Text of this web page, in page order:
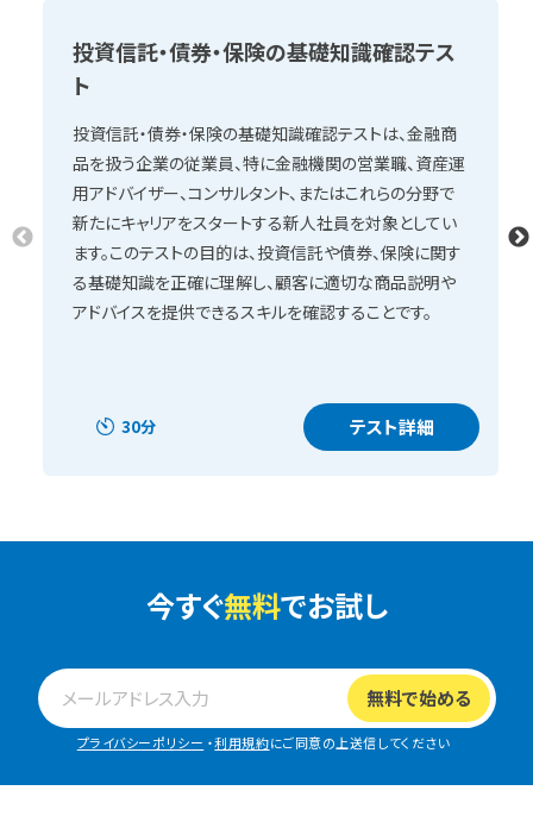
投資信託・債券・保険の基礎知識確認テス
ト
投資信託・債券・保険の基礎知識確認テストは、金融商
品を扱う企業の従業員、特に金融機関の営業職、資産運
用アドバイザー、コンサルタント、またはこれらの分野で
新たにキャリアをスタートする新人社員を対象としてい
ます。このテストの目的は、投資信託や債券、保険に関す
る基礎知識を正確に理解し、顧客に適切な商品説明や
アドバイスを提供できるスキルを確認することです。
30分 テスト詳細
今すぐ無料でお試し
プライバシーポリシー ・利用規約にご同意の上送信してください